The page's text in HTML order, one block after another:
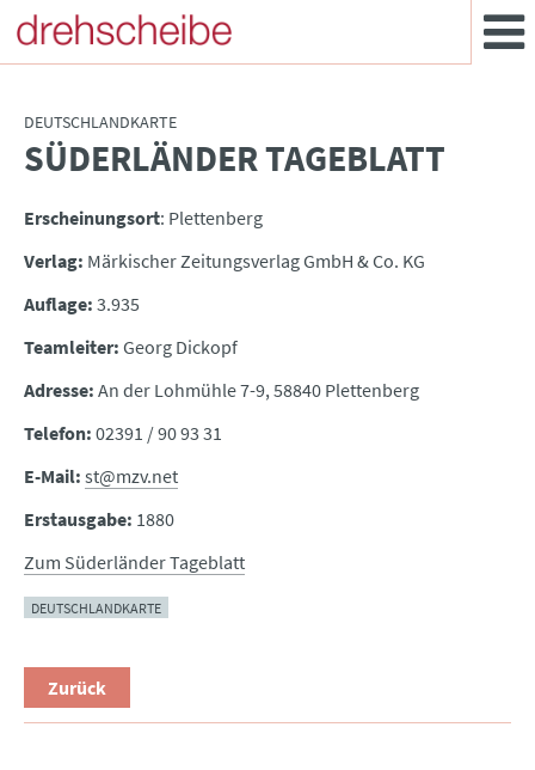
DEUTSCHLANDKARTE
:SÜDERLÄNDER TAGEBLATT
Erscheinungsort: Plettenberg
Verlag: Märkischer Zeitungsverlag GmbH & Co. KG
Auflage: 3.935
Teamleiter: Georg Dickopf
Adresse: An der Lohmühle 7-9, 58840 Plettenberg
Telefon: 02391 / 90 93 31
E-Mail: st@mzv.net
Erstausgabe: 1880
Zum Süderländer Tageblatt
DEUTSCHLANDKARTE
Zurück